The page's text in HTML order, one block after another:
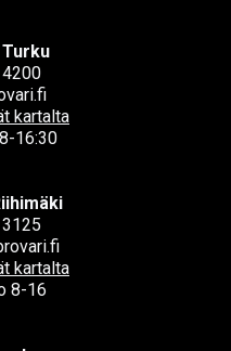
kartalta
16:30
kartalta
8-16